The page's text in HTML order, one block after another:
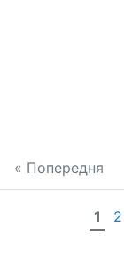
« Попередня
1 2